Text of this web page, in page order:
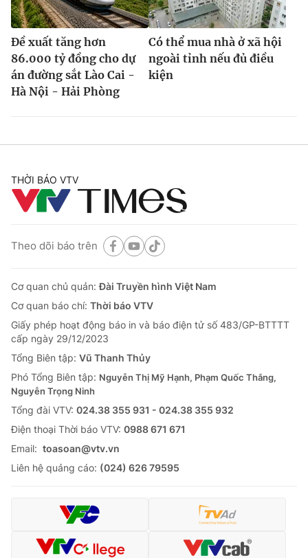
Đề xuất tăng hơn
86.000 tỷ đồng cho dự
án đường sắt Lào Cai -
Hà Nội - Hải Phòng
Có thể mua nhà ở xã hội
ngoài tỉnh nếu đủ điều
kiện
THỜI BÁO VTV
Theo dõi báo trên
Cơ quan chủ quản:Đài Truyền hình Việt Nam
Cơ quan báo chí: Thời báo VTV
Giấy phép hoạt động báo in và báo điện tử số 483/GP-BTTTT
cấp ngày 29/12/2023
Tổng Biên tập: Vũ Thanh Thủy
Phó Tổng Biên tập: Nguyễn Thị Mỹ Hạnh, Phạm Quốc Thắng,
Nguyễn Trọng Ninh
Tổng đài VTV: 024.38 355 931 - 024.38 355 932
Ðiện thoại Thời báo VTV: 0988 671 671
Email: toasoan@vtv.vn
Liên hệ quảng cáo: (024) 626 79595